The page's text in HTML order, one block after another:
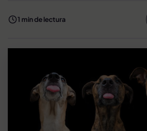
1 min de lectura